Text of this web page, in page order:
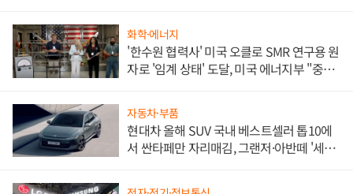
화학·에너지
'한수원 협력사' 미국 오클로 SMR 연구용 원
자로 '임계 상태' 도달, 미국 에너지부 "중요
자동차·부품
현대차 올해 SUV 국내 베스트셀러 톱10에
서 싼타페만 자리매김, 그랜저·아반떼 '세단